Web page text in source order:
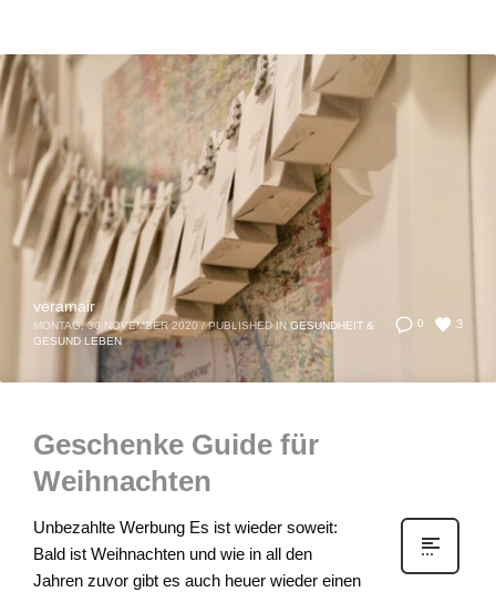
0 3
veramair
MONTAG, 30 NOVEMBER 2020 / PUBLISHED IN GESUNDHEIT &
GESUND LEBEN
Geschenke Guide für
Weihnachten
Unbezahlte Werbung Es ist wieder soweit:
Bald ist Weihnachten und wie in all den
Jahren zuvor gibt es auch heuer wieder einen